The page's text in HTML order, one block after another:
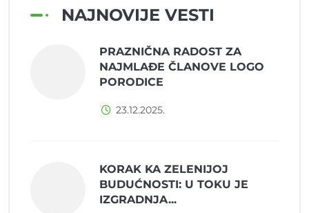
NAJNOVIJE VESTI
PRAZNIČNA RADOST ZA
NAJMLAĐE ČLANOVE LOGO
PORODICE
23.12.2025.
KORAK KA ZELENIJOJ
BUDUĆNOSTI: U TOKU JE
IZGRADNJA...